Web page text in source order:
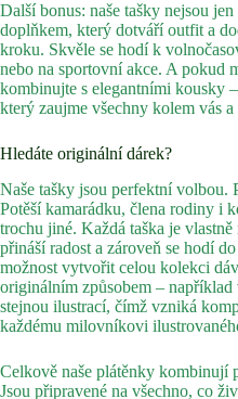
Další bonus: naše tašky nejsou
doplňkem, který dotváří outfit a
kroku. Skvěle se hodí k
nebo na sportovní akce. A pokud
kombinujte s elegantními kousky
který zaujme všechny kolem vás
Hledáte originální dárek?
Naše tašky jsou perfektní
Potěší kamarádku, člena rodiny i
trochu jiné. Každá taška je
přináší radost a zároveň se hodí
možnost vytvořit celou kolekci
originálním způsobem –
stejnou ilustrací, čímž vzniká
každému milovníkovi
Celkově naše plátěnky kombinují
Jsou připravené na všechno, co